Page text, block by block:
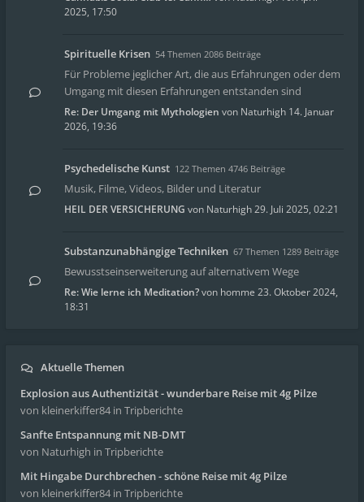
2025, 17:50
Spirituelle Krisen 54 Themen 2086 Beiträge
Für Probleme jeglicher Art, die aus Erfahrungen oder dem
Umgang mit diesen Erfahrungen entstanden sind
Re: Der Umgang mit Mythologien von Naturhigh 14. Januar
2026, 19:36
Psychedelische Kunst 122 Themen 4746 Beiträge
Musik, Filme, Videos, Bilder und Literatur
HEIL DER VERSICHERUNG von Naturhigh29. Juli 2025, 02:21
Substanzunabhängige Techniken 67 Themen 1289 Beiträge
Bewusstseinserweiterung auf alternativem Wege
Re: Wie lerne ich Meditation?von homme 23. Oktober 2024,
18:31
Aktuelle Themen
Explosion aus Authentizität - wunderbare Reise mit 4g Pilze
von kleinerkiffer84 in Tripberichte
Sanfte Entspannung mit NB-DMT
von Naturhigh in Tripberichte
Mit Hingabe Durchbrechen - schöne Reise mit 4g Pilze
von kleinerkiffer84 in Tripberichte